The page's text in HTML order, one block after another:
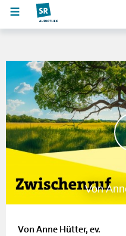
Von
Von Anne Hütter, ev.